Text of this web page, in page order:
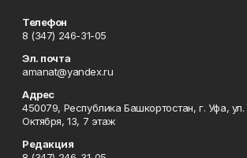
Телефон
8 (347) 246-31-05
Эл. почта
amanat@yandex.ru
Адрес
450079, Республика Башкортостан, г. Уфа,
Октября, 13, 7 этаж
Редакция